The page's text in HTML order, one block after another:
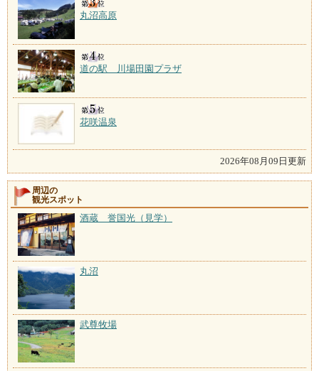
丸沼高原
道の駅 川場田園プラザ
花咲温泉
2026年08月09日更新
周辺の
観光スポット
酒蔵 誉国光（見学）
丸沼
武尊牧場